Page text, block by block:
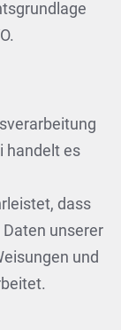
handelt es
dass
unserer
und